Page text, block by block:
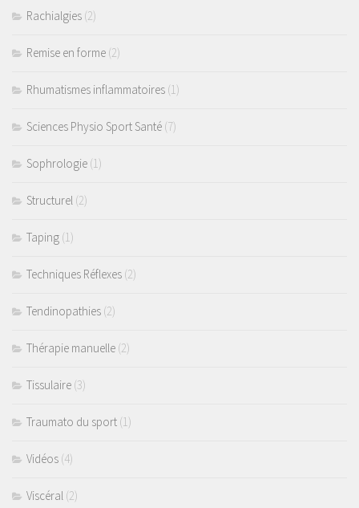
Rachialgies (2)
Remise en forme (2)
Rhumatismes inflammatoires (1)
Sciences Physio Sport Santé (7)
Sophrologie (1)
Structurel (2)
Taping (1)
Techniques Réflexes (2)
Tendinopathies (2)
Thérapie manuelle (2)
Tissulaire (3)
Traumato du sport (1)
Vidéos (4)
Viscéral (2)